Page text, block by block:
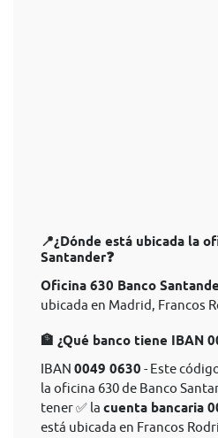
📍¿Dónde está ubicada la
Santander❓
Oficina 630 Banco
ubicada en Madrid, Francos
🏦 ¿Qué banco tiene IBAN
IBAN 0049 0630 - Este
la oficina 630 de Banco
tener ✅ la cuenta bancaria
está ubicada en Francos